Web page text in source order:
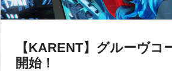
【KARENT】グルーヴ
開始！